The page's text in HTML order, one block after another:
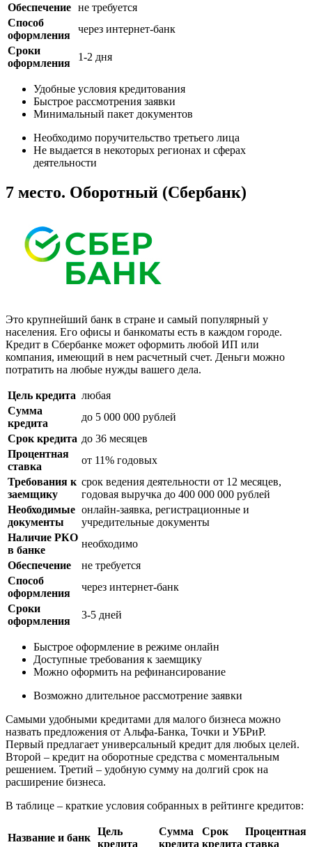
Обеспечение не требуется
Способ
оформления
через интернет-банк
Сроки
оформления
1-2 дня
Удобные условия кредитования
Быстрое рассмотрения заявки
Минимальный пакет документов
Необходимо поручительство третьего лица
Не выдается в некоторых регионах и сферах
деятельности
7 место. Оборотный (Сбербанк)
Это крупнейший банк в стране и самый популярный у
населения. Его офисы и банкоматы есть в каждом городе.
Кредит в Сбербанке может оформить любой ИП или
компания, имеющий в нем расчетный счет. Деньги можно
потратить на любые нужды вашего дела.
Цель кредита любая
Сумма
кредита
до 5 000 000 рублей
Срок кредита до 36 месяцев
Процентная
ставка
от 11% годовых
Требования к
заемщику
срок ведения деятельности от 12 месяцев,
годовая выручка до 400 000 000 рублей
Необходимые
документы
онлайн-заявка, регистрационные и
учредительные документы
Наличие РКО
в банке
необходимо
Обеспечение
не требуется
Способ
оформления
через интернет-банк
Сроки
оформления
3-5 дней
Быстрое оформление в режиме онлайн
Доступные требования к заемщику
Можно оформить на рефинансирование
Возможно длительное рассмотрение заявки
Самыми удобными кредитами для малого бизнеса можно
назвать предложения от Альфа-Банка, Точки и УБРиР.
Первый предлагает универсальный кредит для любых целей.
Второй – кредит на оборотные средства с моментальным
решением. Третий – удобную сумму на долгий срок на
расширение бизнеса.
В таблице – краткие условия собранных в рейтинге кредитов:
Название и банк
Цель
кредита
Сумма
кредита
Срок
кредита
Процентная
ставка